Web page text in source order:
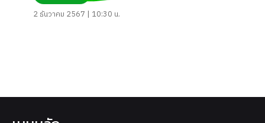
2 ธันวาคม 2567 | 10:30 น.